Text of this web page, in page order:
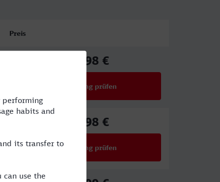
Preis
68,98 €
Verbindung prüfen
65,98 €
Verbindung prüfen